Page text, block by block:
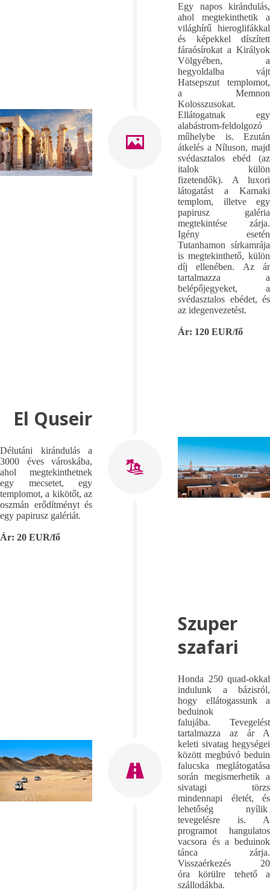
Egy napos kirándulás,
ahol megtekinthetik a
világhírű hieroglifákkal
és képekkel díszített
fáraósírokat a Királyok
Völgyében, a
hegyoldalba vájt
Hatsepszut templomot,
a Memnon
Kolosszusokat.
Ellátogatnak egy
alabástrom-feldolgozó
műhelybe is. Ezután
átkelés a Níluson, majd
svédasztalos ebéd (az
italok külön
fizetendők). A luxori
látogatást a Karnaki
templom, illetve egy
papirusz galéria
megtekintése zárja.
Igény esetén
Tutanhamon sírkamrája
is megtekinthető, külön
díj ellenében. Az ár
tartalmazza a
belépőjegyeket, a
svédasztalos ebédet, és
az idegenvezetést.
Ár: 120 EUR/fő
El Quseir
Délutáni kirándulás a
3000 éves városkába,
ahol megtekinthetnek
egy mecsetet, egy
templomot, a kikötőt, az
oszmán erődítményt és
egy papirusz galériát.
Ár: 20 EUR/fő
Szuper
szafari
Honda 250 quad-okkal
indulunk a bázisról,
hogy ellátogassunk a
beduinok
falujába. Tevegelést
tartalmazza az ár A
keleti sivatag hegységei
között megbúvó beduin
falucska meglátogatása
során megismerhetik a
sivatagi törzs
mindennapi életét, és
lehetőség nyílik
tevegelésre is. A
programot hangulatos
vacsora és a beduinok
tánca zárja.
Visszaérkezés 20
óra körülre tehető a
szállodákba.